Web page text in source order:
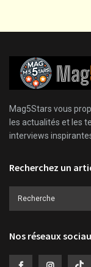
Mag5Stars vous
les actualités et les
interviews
Recherchez un
Nos réseaux